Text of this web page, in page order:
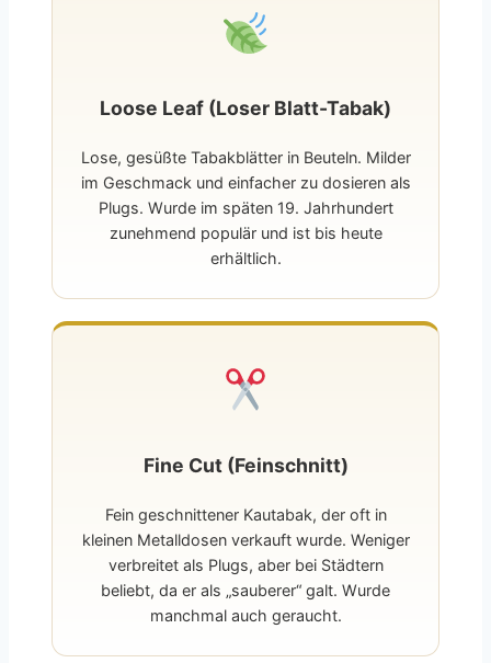
Loose Leaf (Loser Blatt-Tabak)
Lose, gesüßte Tabakblätter in Beuteln. Milder
im Geschmack und einfacher zu dosieren als
Plugs. Wurde im späten 19. Jahrhundert
zunehmend populär und ist bis heute
erhältlich.
Fine Cut (Feinschnitt)
Fein geschnittener Kautabak, der oft in
kleinen Metalldosen verkauft wurde. Weniger
verbreitet als Plugs, aber bei Städtern
beliebt, da er als „sauberer“ galt. Wurde
manchmal auch geraucht.